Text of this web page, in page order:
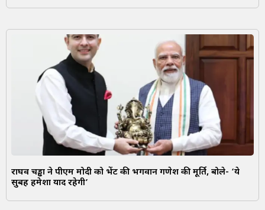
राघव चड्ढा ने पीएम मोदी को भेंट की भगवान गणेश की मूर्ति, बोले- ‘ये
सुबह हमेशा याद रहेगी’